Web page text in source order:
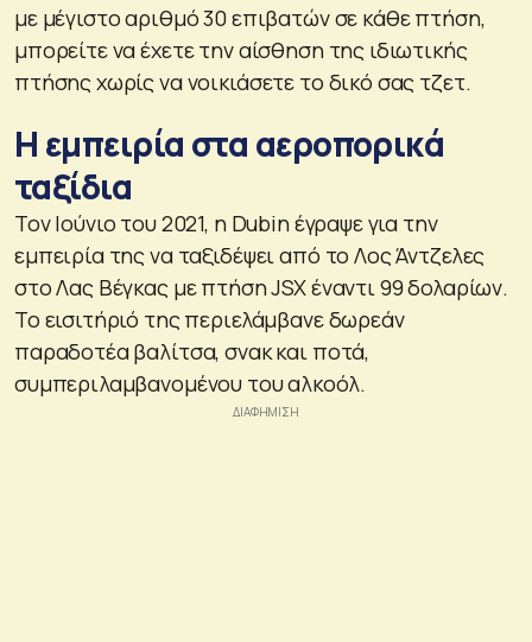
με μέγιστο αριθμό 30 επιβατών σε κάθε πτήση,
μπορείτε να έχετε την αίσθηση της ιδιωτικής
πτήσης χωρίς να νοικιάσετε το δικό σας τζετ.
Η εμπειρία στα αεροπορικά
ταξίδια
Τον Ιούνιο του 2021, η Dubin έγραψε για την
εμπειρία της να ταξιδέψει από το Λος Άντζελες
στο Λας Βέγκας με πτήση JSX έναντι 99 δολαρίων.
Το εισιτήριό της περιελάμβανε δωρεάν
παραδοτέα βαλίτσα, σνακ και ποτά,
συμπεριλαμβανομένου του αλκοόλ.